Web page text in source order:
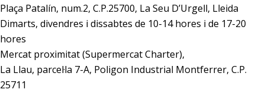
Plaça Patalín, num.2, C.P.25700, La Seu D’Urgell, Lleida
Dimarts, divendres i dissabtes de 10-14 hores i de 17-20
hores
Mercat proximitat (Supermercat Charter),
La Llau, parcel·la 7-A, Poligon Industrial Montferrer, C.P.
25711